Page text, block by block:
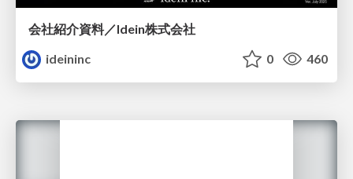
会社紹介資料／Idein株式会社
ideininc
0 460